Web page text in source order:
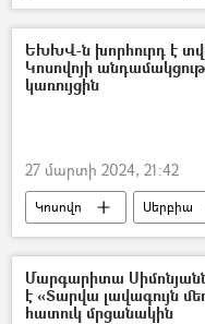
Զոհ
Մոսկվա
ԵԽԽՎ-ն խորհուրդ է
Կոսովոյի
կառույցին
27 մարտի 2024, 21:42
Կոսովո
Սերբիա
Մարգարիտա
է «Տարվա լավագույն
հատուկ մրցանակին